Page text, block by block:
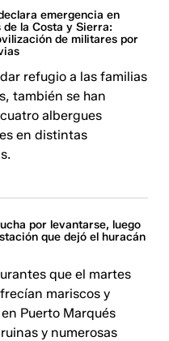
emergencia en
la Costa y Sierra:
de militares por
refugio a las familias
también se han
albergues
en distintas
por levantarse, luego
que dejó el huracán
que el martes
mariscos y
Puerto Marqués
y numerosas